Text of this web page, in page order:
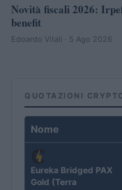
Novità fiscali 2026:
benefit
Edoardo Vitali · 5 Ago 2026
QUOTAZIONI
Nome
Eureka Bridged PAX
Gold (Terra